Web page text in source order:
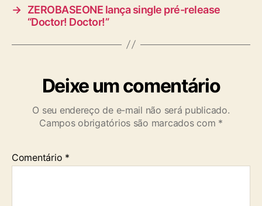
a
→ ZEROBASEONE lança single pré-release
“Doctor! Doctor!”
Deixe um comentário
O seu endereço de e-mail não será publicado.
Campos obrigatórios são marcados com *
Comentário *